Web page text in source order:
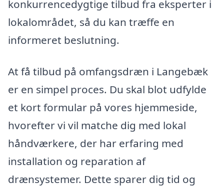
konkurrencedygtige tilbud fra eksperter i
lokalområdet, så du kan træffe en
informeret beslutning.
At få tilbud på omfangsdræn i Langebæk
er en simpel proces. Du skal blot udfylde
et kort formular på vores hjemmeside,
hvorefter vi vil matche dig med lokal
håndværkere, der har erfaring med
installation og reparation af
drænsystemer. Dette sparer dig tid og